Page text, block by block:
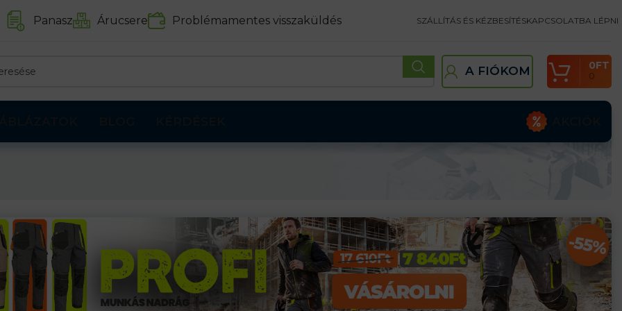
Panasz Árucsere Problémamentes visszaküldés SZÁLLÍTÁS ÉS KÉZBESÍTÉSKAPCSOLATBA LÉPNI
A FIÓKOM 0
0FT